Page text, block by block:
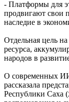
- Платформы для
продвигают свои
наследие в
Отдельная цель
ресурса,
народов в
О современных
рассказала
Республики Саха